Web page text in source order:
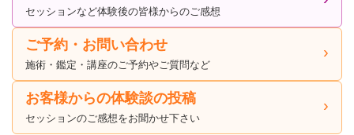
セッションなど体験後の皆様からのご感想
ご予約・お問い合わせ
施術・鑑定・講座のご予約やご質問など
お客様からの体験談の投稿
セッションのご感想をお聞かせ下さい